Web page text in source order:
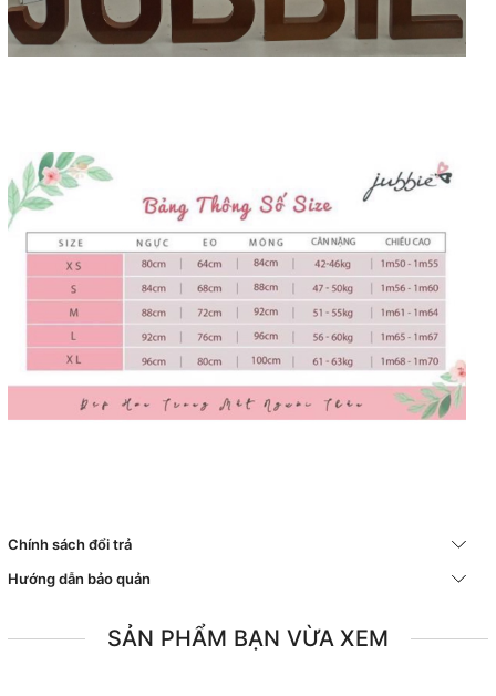
Chính sách đổi trả
Hướng dẫn bảo quản
SẢN PHẨM BẠN VỪA XEM